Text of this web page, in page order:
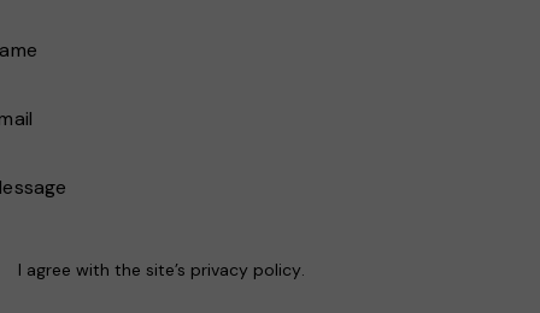
I agree with the site’s privacy policy.